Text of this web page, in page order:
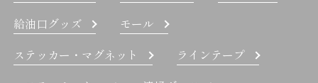
給油口グッズ
モール
ステッカー・マグネット
ラインテープ